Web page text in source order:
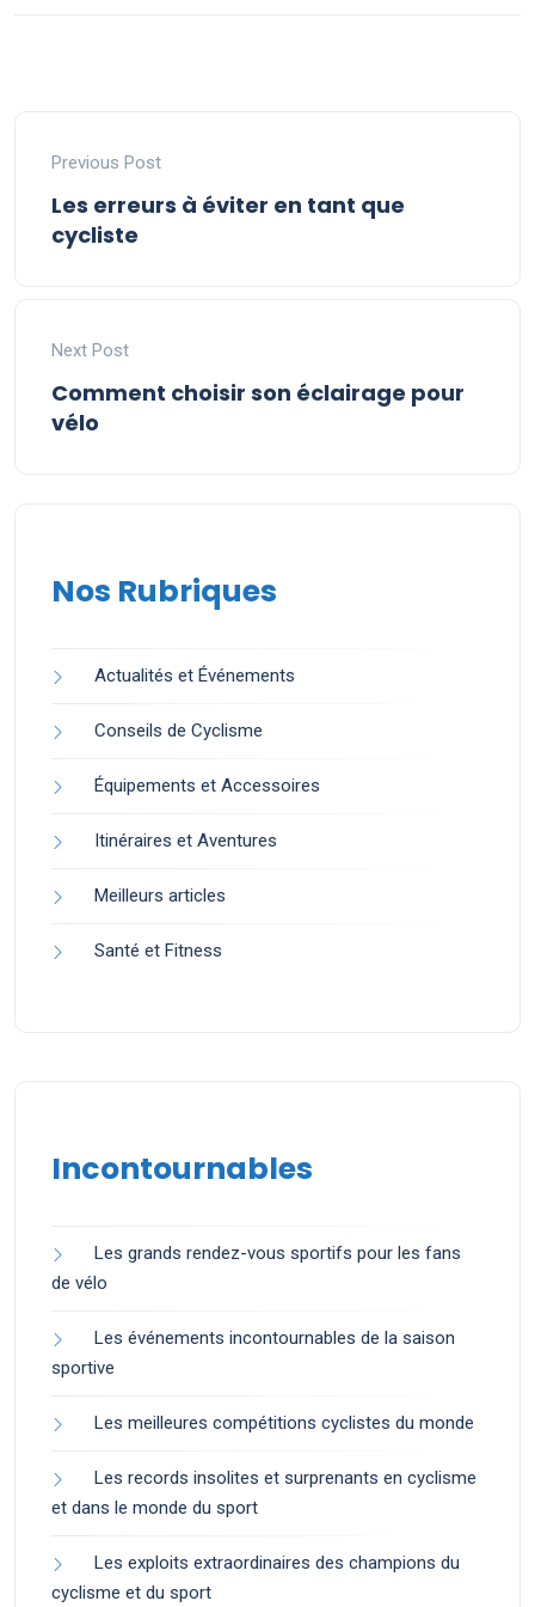
Previous Post
Les erreurs à éviter en tant que
cycliste
Next Post
Comment choisir son éclairage pour
vélo
Nos Rubriques
Actualités et Événements
Conseils de Cyclisme
Équipements et Accessoires
Itinéraires et Aventures
Meilleurs articles
Santé et Fitness
Incontournables
Les grands rendez-vous sportifs pour les fans
de vélo
Les événements incontournables de la saison
sportive
Les meilleures compétitions cyclistes du monde
Les records insolites et surprenants en cyclisme
et dans le monde du sport
Les exploits extraordinaires des champions du
cyclisme et du sport